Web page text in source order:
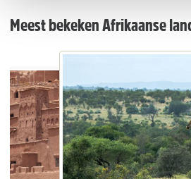
Meest bekeken Afrikaanse